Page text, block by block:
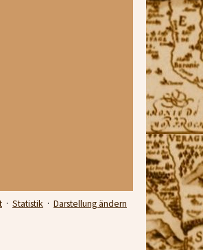
· Statistik · Darstellung ändern